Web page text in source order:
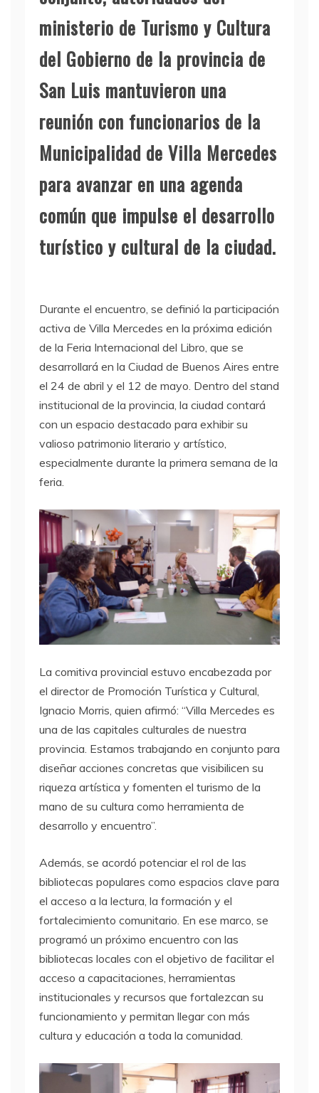
ministerio de Turismo y Cultura
del Gobierno de la provincia de
San Luis mantuvieron una
reunión con funcionarios de la
Municipalidad de Villa Mercedes
para avanzar en una agenda
común que impulse el desarrollo
turístico y cultural de la ciudad.
Durante el encuentro, se definió la participación
activa de Villa Mercedes en la próxima edición
de la Feria Internacional del Libro, que se
desarrollará en la Ciudad de Buenos Aires entre
el 24 de abril y el 12 de mayo. Dentro del stand
institucional de la provincia, la ciudad contará
con un espacio destacado para exhibir su
valioso patrimonio literario y artístico,
especialmente durante la primera semana de la
feria.
La comitiva provincial estuvo encabezada por
el director de Promoción Turística y Cultural,
Ignacio Morris, quien afirmó: “Villa Mercedes es
una de las capitales culturales de nuestra
provincia. Estamos trabajando en conjunto para
diseñar acciones concretas que visibilicen su
riqueza artística y fomenten el turismo de la
mano de su cultura como herramienta de
desarrollo y encuentro”.
Además, se acordó potenciar el rol de las
bibliotecas populares como espacios clave para
el acceso a la lectura, la formación y el
fortalecimiento comunitario. En ese marco, se
programó un próximo encuentro con las
bibliotecas locales con el objetivo de facilitar el
acceso a capacitaciones, herramientas
institucionales y recursos que fortalezcan su
funcionamiento y permitan llegar con más
cultura y educación a toda la comunidad.